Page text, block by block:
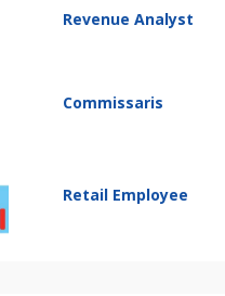
Revenue Analyst
Commissaris
Retail Employee